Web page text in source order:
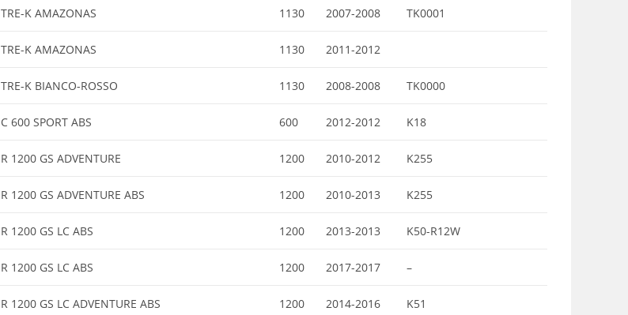
TRE-K AMAZONAS 1130 2007-2008 TK0001
TRE-K AMAZONAS 1130 2011-2012
TRE-K BIANCO-ROSSO 1130 2008-2008 TK0000
C 600 SPORT ABS 600 2012-2012 K18
R 1200 GS ADVENTURE 1200 2010-2012 K255
R 1200 GS ADVENTURE ABS 1200 2010-2013 K255
R 1200 GS LC ABS 1200 2013-2013 K50-R12W
R 1200 GS LC ABS 1200 2017-2017 –
R 1200 GS LC ADVENTURE ABS 1200 2014-2016 K51